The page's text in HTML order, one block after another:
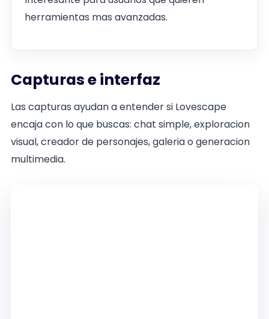
herramientas mas avanzadas.
Capturas e interfaz
Las capturas ayudan a entender si Lovescape
encaja con lo que buscas: chat simple, exploracion
visual, creador de personajes, galeria o generacion
multimedia.